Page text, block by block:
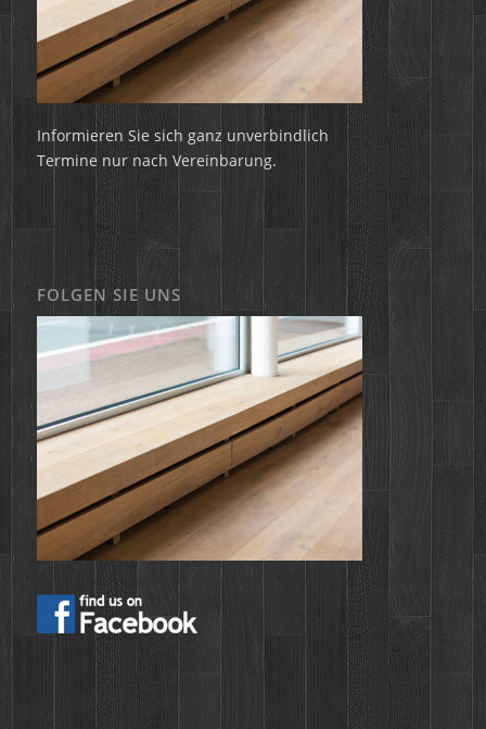
Informieren Sie sich ganz unverbindlich
Termine nur nach Vereinbarung.
FOLGEN SIE UNS